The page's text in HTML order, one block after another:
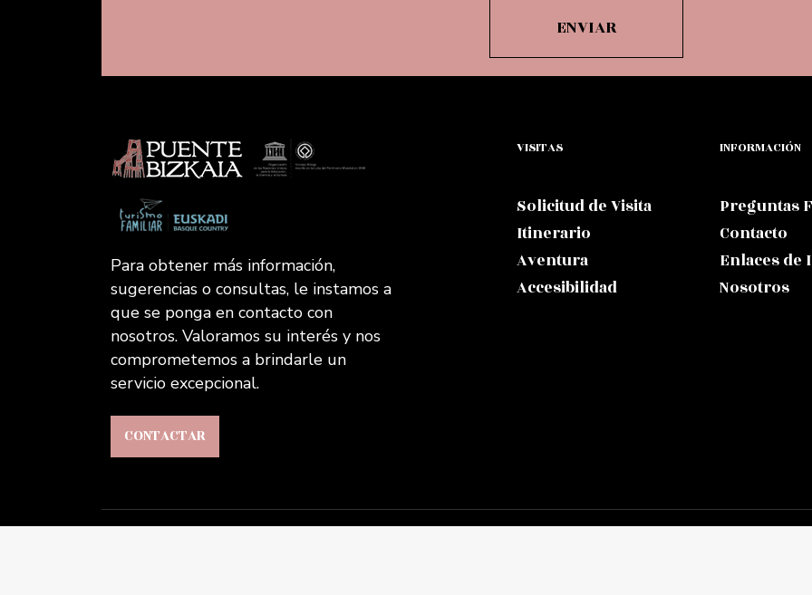
Para obtener más información,
sugerencias o consultas, le instamos a
que se ponga en contacto con
nosotros. Valoramos su interés y nos
comprometemos a brindarle un
servicio excepcional.
CONTACTAR
VISITAS
Solicitud de Visita
Itinerario
Aventura
Accesibilidad
INFORMACIÓN
Preguntas
Contacto
Enlaces de
Nosotros